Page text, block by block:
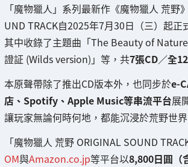
「魔物獵人」系列最新作《魔物獵人 荒野
UND TRACK自2025年7月30日（三）起正
其中收錄了主題曲「The Beauty of
證証 (Wilds version)」等，共7張CD／全
本原聲帶除了推出CD版本外，也同步於e-
店、Spotify、Apple Music等串流平台展
讓玩家無論何時何地，都能沉浸於荒野世
「魔物獵人 荒野 ORIGINAL SOUND
OM與Amazon.co.jp等平台以8,800日圓（